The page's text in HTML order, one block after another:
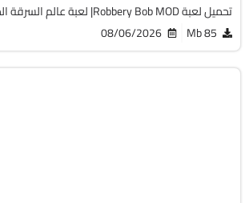
تحميل لعبة Robbery Bob MOD| لعبة عالم السرقة الممتعة
85 Mb
08/06/2026